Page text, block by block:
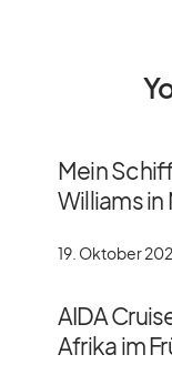
Mein
Williams in
19. Oktober
AIDA
Afrika im